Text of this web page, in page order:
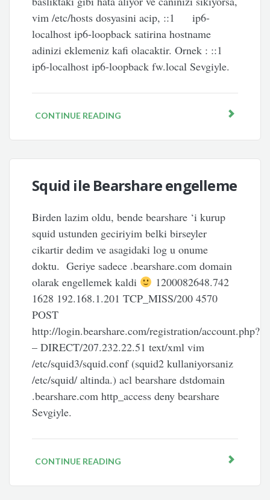
vim /etc/hosts dosyasini acip, ::1 ip6-
localhost ip6-loopback satirina hostname
adinizi eklemeniz kafi olacaktir. Ornek : ::1
ip6-localhost ip6-loopback fw.local Sevgiyle.
CONTINUE READING
Squid ile Bearshare engelleme
Birden lazim oldu, bende bearshare ‘i kurup
squid ustunden geciriyim belki birseyler
cikartir dedim ve asagidaki log u onume
doktu. Geriye sadece .bearshare.com domain
olarak engellemek kaldi
1200082648.742
1628 192.168.1.201 TCP_MISS/200 4570
POST
http://login.bearshare.com/registration/account.php?
– DIRECT/207.232.22.51 text/xml vim
/etc/squid3/squid.conf (squid2 kullaniyorsaniz
/etc/squid/ altinda.) acl bearshare dstdomain
.bearshare.com http_access deny bearshare
Sevgiyle.
CONTINUE READING